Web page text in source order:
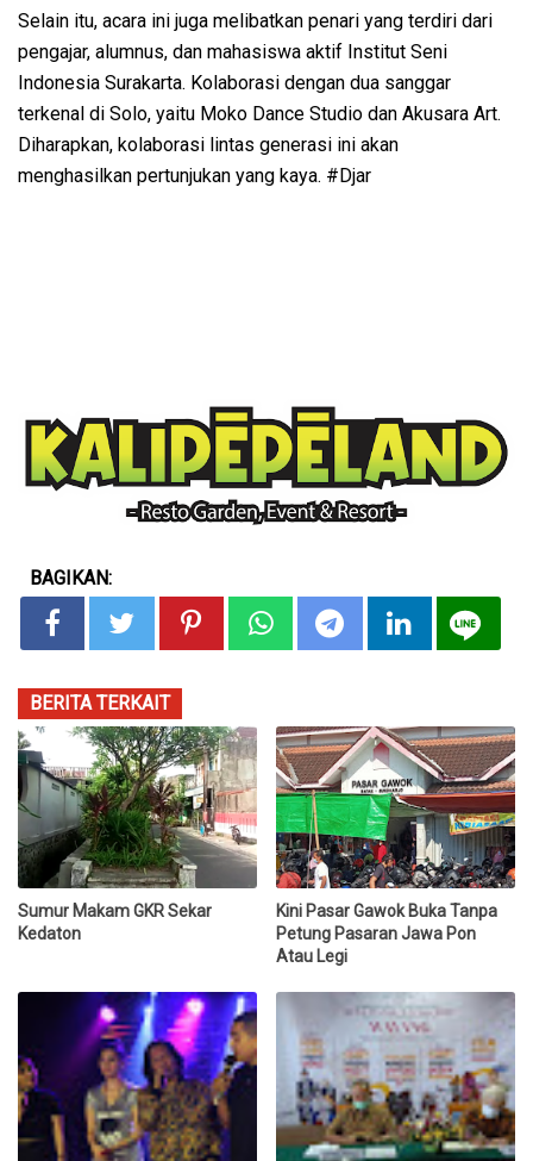
Selain itu, acara ini juga melibatkan penari yang terdiri dari
pengajar, alumnus, dan mahasiswa aktif Institut Seni
Indonesia Surakarta. Kolaborasi dengan dua sanggar
terkenal di Solo, yaitu Moko Dance Studio dan Akusara Art.
Diharapkan, kolaborasi lintas generasi ini akan
menghasilkan pertunjukan yang kaya. #Djar
BAGIKAN:
BERITA TERKAIT
Sumur Makam GKR Sekar
Kedaton
Kini Pasar Gawok Buka Tanpa
Petung Pasaran Jawa Pon
Atau Legi